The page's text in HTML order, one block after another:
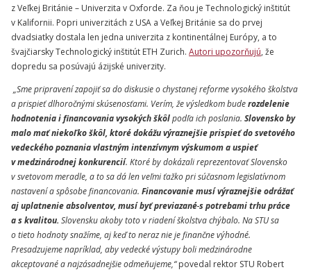
z Veľkej Británie – Univerzita v Oxforde. Za ňou je Technologický inštitút
v Kalifornii. Popri univerzitách z USA a Veľkej Británie sa do prvej
dvadsiatky dostala len jedna univerzita z kontinentálnej Európy, a to
švajčiarsky Technologický inštitút ETH Zurich. Autori upozorňujú, že
dopredu sa posúvajú ázijské univerzity.
„Sme pripravení zapojiť sa do diskusie o chystanej reforme vysokého školstva
a prispieť dlhoročnými skúsenosťami. Verím, že výsledkom buderozdelenie
hodnotenia i financovania vysokých škôlpodľa ich poslania. Slovensko by
malo mať niekoľko škôl, ktoré dokážu výraznejšie prispieť do svetového
vedeckého poznania vlastným intenzívnym výskumom a uspieť
v medzinárodnej konkurencií. Ktoré by dokázali reprezentovať Slovensko
v svetovom meradle, a to sa dá len veľmi ťažko pri súčasnom legislatívnom
nastavení a spôsobe financovania. Financovanie musí výraznejšie odrážať
aj uplatnenie absolventov, musí byť previazanés potrebami trhu práce
a s kvalitou. Slovensku akoby toto v riadení školstva chýbalo. Na STU sa
o tieto hodnoty snažíme, aj keď to neraz nie je finančne výhodné.
Presadzujeme napríklad, aby vedeckévýstupy boli medzinárodne
akceptované a najzásadnejšie odmeňujeme,“povedal rektor STU Robert